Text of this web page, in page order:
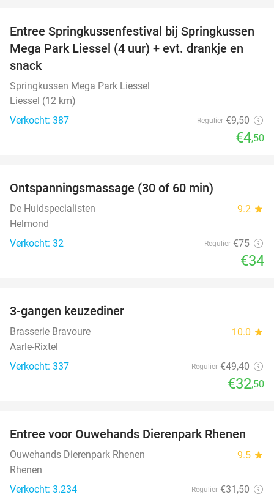
53%
Entree Springkussenfestival bij Springkussen
Mega Park Liessel (4 uur) + evt. drankje en
snack
Springkussen Mega Park Liessel
Liessel (12 km)
Verkocht: 387
Regulier €9,50
€4,50
Ontspanningsmassage (30 of 60 min)
De Huidspecialisten 9.2 star
Helmond
Verkocht: 32
Regulier €75
€34
3-gangen keuzediner
Brasserie Bravoure 10.0 star
Aarle-Rixtel
Verkocht: 337
Regulier €49,40
€32,50
19%
Entree voor Ouwehands Dierenpark Rhenen
Ouwehands Dierenpark Rhenen 9.5 star
Rhenen
Verkocht: 3.234
Regulier €31,50